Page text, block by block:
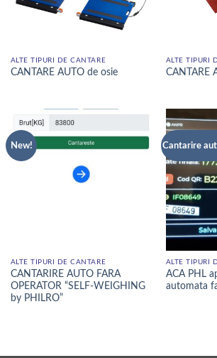
ALTE TIPURI DE CANTARE
CANTARE AUTO de osie
ALTE TIPURI
CANTARE
New!
ALTE TIPURI DE CANTARE
CANTARIRE AUTO FARA
OPERATOR “SELF-WEIGHING
by PHILRO”
Cantarire
ALTE TIPURI
ACA PHL
automata